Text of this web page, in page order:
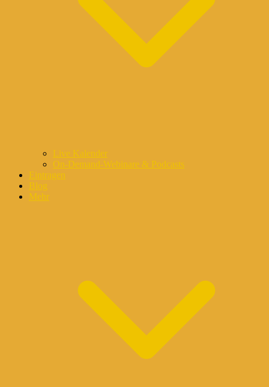
Live Kalender
On-Demand-Webinare & Podcasts
Eintragen
Blog
Mehr